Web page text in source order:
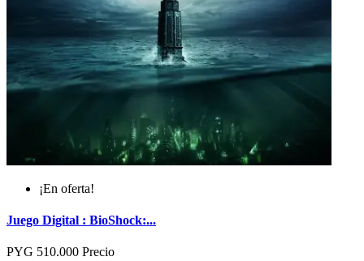
¡En oferta!
Juego Digital : BioShock:...
PYG 510.000 Precio